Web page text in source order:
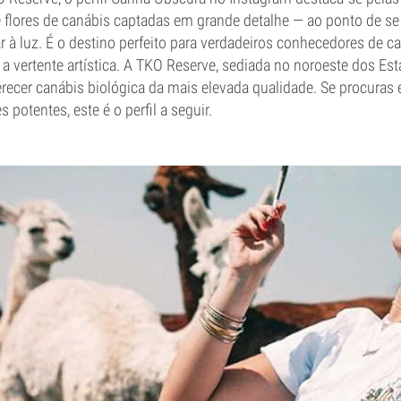
de canábis captadas em grande detalhe — ao ponto de
à luz. É o destino perfeito para verdadeiros conhecedores de
vertente artística. A TKO Reserve, sediada no noroeste dos
canábis biológica da mais elevada qualidade. Se procuras
potentes, este é o perfil a seguir.